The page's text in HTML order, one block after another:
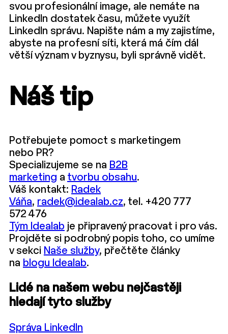
svou profesionální image, ale nemáte na
LinkedIn dostatek času, můžete využít
LinkedIn správu. Napište nám a my zajistíme,
abyste na profesní síti, která má čím dál
větší význam v byznysu, byli správně vidět.
Náš tip
Potřebujete pomoct s marketingem
nebo PR?
Specializujeme se na B2B
marketing a tvorbu obsahu.
Váš kontakt: Radek
Váňa, radek@idealab.cz, tel. +420 777
572 476
Tým Idealab je připravený pracovat i pro vás.
Projděte si podrobný popis toho, co umíme
v sekci Naše služby, přečtěte články
na blogu Idealab.
Lidé na našem webu nejčastěji
hledají tyto služby
Správa LinkedIn